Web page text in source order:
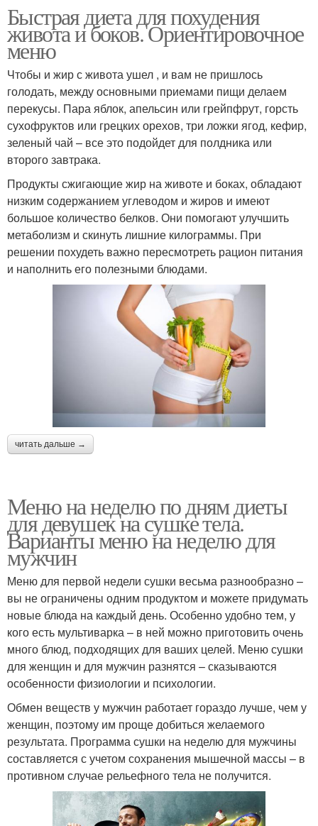
Быстрая диета для похудения
живота и боков. Ориентировочное
меню
Чтобы и жир с живота ушел , и вам не пришлось
голодать, между основными приемами пищи делаем
перекусы. Пара яблок, апельсин или грейпфрут, горсть
сухофруктов или грецких орехов, три ложки ягод, кефир,
зеленый чай – все это подойдет для полдника или
второго завтрака.
Продукты сжигающие жир на животе и боках, обладают
низким содержанием углеводом и жиров и имеют
большое количество белков. Они помогают улучшить
метаболизм и скинуть лишние килограммы. При
решении похудеть важно пересмотреть рацион питания
и наполнить его полезными блюдами.
читать дальше →
Меню на неделю по дням диеты
для девушек на сушке тела.
Варианты меню на неделю для
мужчин
Меню для первой недели сушки весьма разнообразно –
вы не ограничены одним продуктом и можете придумать
новые блюда на каждый день. Особенно удобно тем, у
кого есть мультиварка – в ней можно приготовить очень
много блюд, подходящих для ваших целей. Меню сушки
для женщин и для мужчин разнятся – сказываются
особенности физиологии и психологии.
Обмен веществ у мужчин работает гораздо лучше, чем у
женщин, поэтому им проще добиться желаемого
результата. Программа сушки на неделю для мужчины
составляется с учетом сохранения мышечной массы – в
противном случае рельефного тела не получится.